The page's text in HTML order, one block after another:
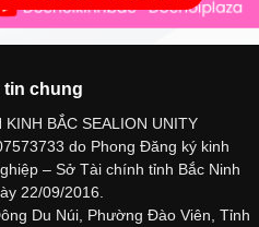
tin chung
BẮC SEALION UNITY
do Phong Đăng ký kinh
– Sở Tài chính tỉnh Bắc Ninh
22/09/2016.
Du Núi, Phường Đào Viên, Tỉnh